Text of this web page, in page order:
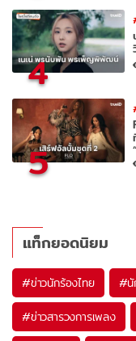
4
5
แท็กยอดนิยม
#ข่าวนักร้องไทย #
#ข่าวสารวงการเพลง